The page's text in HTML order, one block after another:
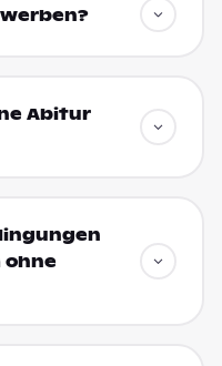
Abitur
ohne